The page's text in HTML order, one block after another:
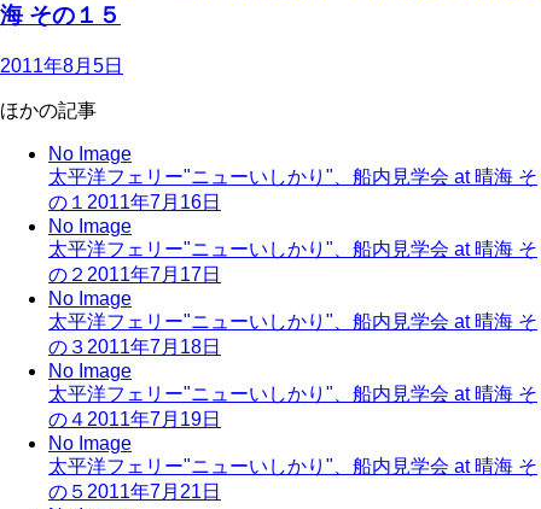
海 その１５
2011年8月5日
ほかの記事
No Image
太平洋フェリー"ニューいしかり"、船内見学会 at 晴海 そ
の１ 2011年7月16日
No Image
太平洋フェリー"ニューいしかり"、船内見学会 at 晴海 そ
の２ 2011年7月17日
No Image
太平洋フェリー"ニューいしかり"、船内見学会 at 晴海 そ
の３ 2011年7月18日
No Image
太平洋フェリー"ニューいしかり"、船内見学会 at 晴海 そ
の４ 2011年7月19日
No Image
太平洋フェリー"ニューいしかり"、船内見学会 at 晴海 そ
の５ 2011年7月21日